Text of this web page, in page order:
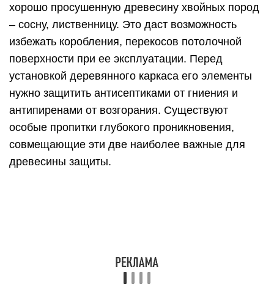
хорошо просушенную древесину хвойных пород
– сосну, лиственницу. Это даст возможность
избежать коробления, перекосов потолочной
поверхности при ее эксплуатации. Перед
установкой деревянного каркаса его элементы
нужно защитить антисептиками от гниения и
антипиренами от возгорания. Существуют
особые пропитки глубокого проникновения,
совмещающие эти две наиболее важные для
древесины защиты.